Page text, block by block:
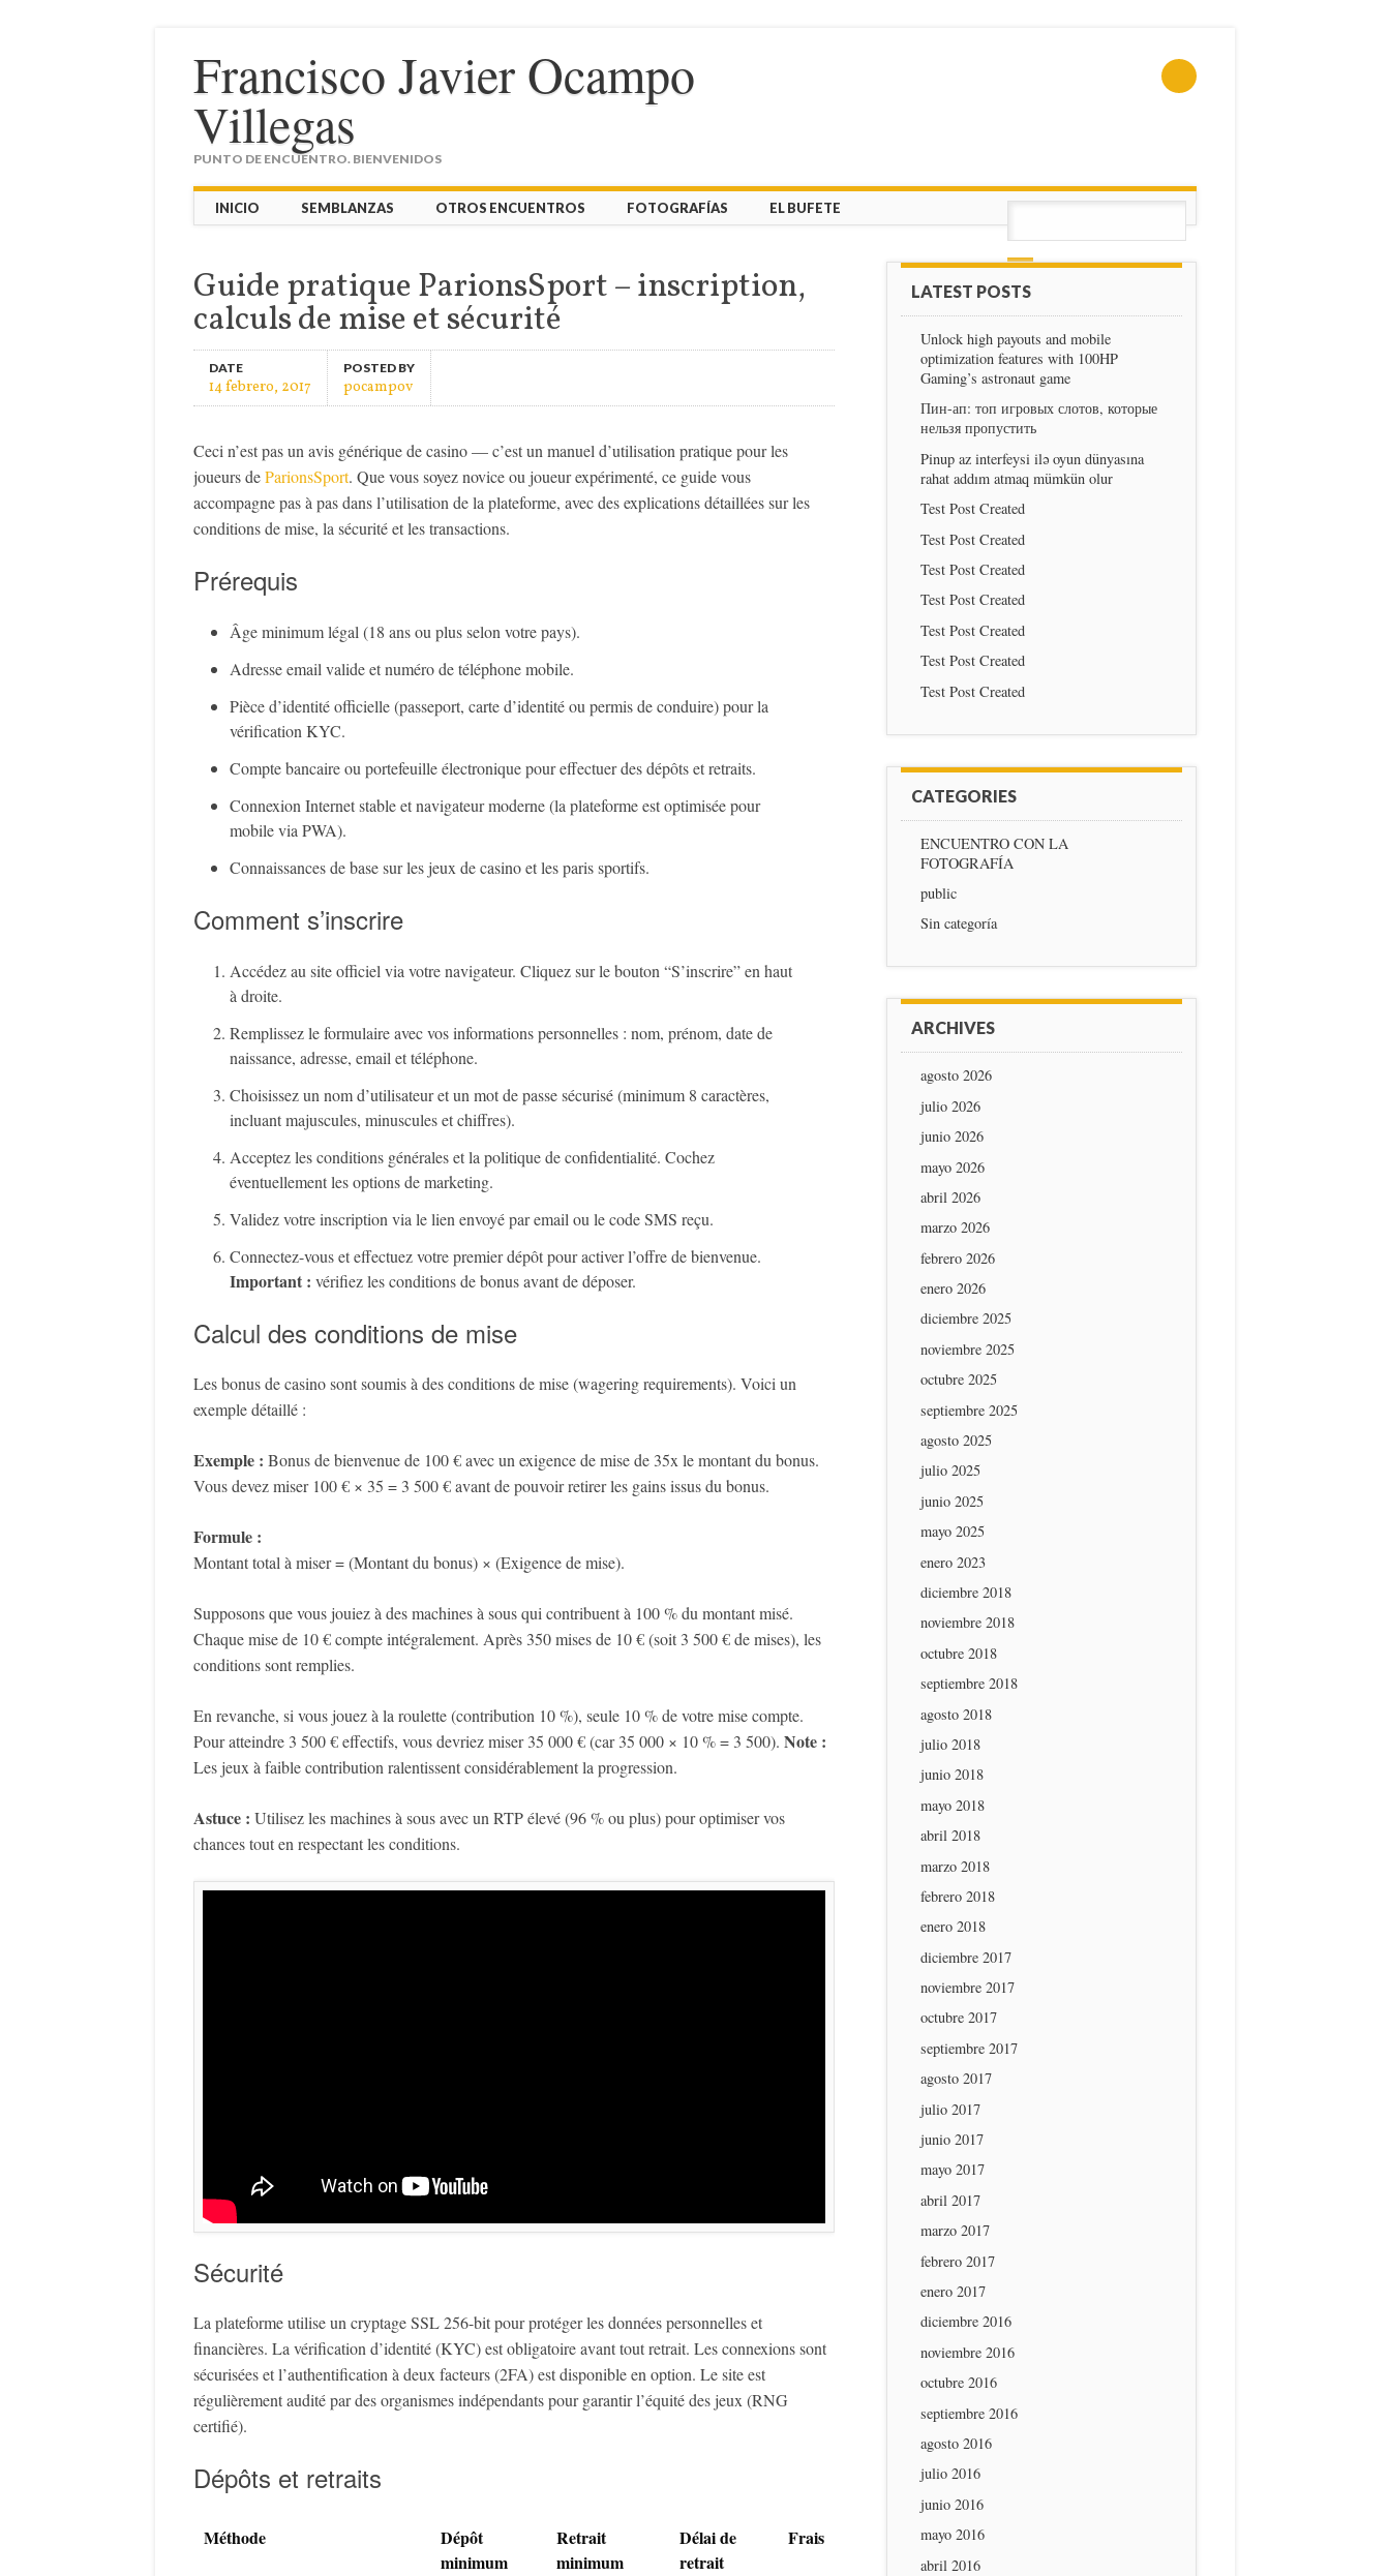
Francisco Javier Ocampo
Villegas
PUNTO DE ENCUENTRO. BIENVENIDOS
Main menu
Skip
to
INICIO SEMBLANZAS OTROS ENCUENTROS FOTOGRAFÍAS EL BUFETE
Guide pratique ParionsSport – inscription,
calculs de mise et sécurité
DATE
14 febrero, 2017
POSTED BY
pocampov
Ceci n’est pas un avis générique de casino — c’est un manuel d’utilisation pratique pour les
joueurs deParionsSport. Que vous soyez novice ou joueur expérimenté, ce guide vous
accompagne pas à pas dans l’utilisation de la plateforme, avec des explications détaillées sur les
conditions de mise, la sécurité et les transactions.
Prérequis
Âge minimum légal (18 ans ou plus selon votre pays).
Adresse email valide et numéro de téléphone mobile.
Pièce d’identité officielle (passeport, carte d’identité ou permis de conduire) pour la
vérification KYC.
Compte bancaire ou portefeuille électronique pour effectuer des dépôts et retraits.
Connexion Internet stable et navigateur moderne (la plateforme est optimisée pour
mobile via PWA).
Connaissances de base sur les jeux de casino et les paris sportifs.
Comment s’inscrire
Accédez au site officiel via votre navigateur. Cliquez sur le bouton “S’inscrire” en haut
à droite.
Remplissez le formulaire avec vos informations personnelles : nom, prénom, date de
naissance, adresse, email et téléphone.
Choisissez un nom d’utilisateur et un mot de passe sécurisé (minimum 8 caractères,
incluant majuscules, minuscules et chiffres).
Acceptez les conditions générales et la politique de confidentialité. Cochez
éventuellement les options de marketing.
Validez votre inscription via le lien envoyé par email ou le code SMS reçu.
Connectez-vous et effectuez votre premier dépôt pour activer l’offre de bienvenue.
Important : vérifiez les conditions de bonus avant de déposer.
Calcul des conditions de mise
Les bonus de casino sont soumis à des conditions de mise (wagering requirements). Voici un
exemple détaillé :
Exemple : Bonus de bienvenue de 100 € avec un exigence de mise de 35x le montant du bonus.
Vous devez miser 100 € × 35 = 3 500 € avant de pouvoir retirer les gains issus du bonus.
Formule :
Montant total à miser = (Montant du bonus) × (Exigence de mise).
Supposons que vous jouiez à des machines à sous qui contribuent à 100 % du montant misé.
Chaque mise de 10 € compte intégralement. Après 350 mises de 10 € (soit 3 500 € de mises), les
conditions sont remplies.
En revanche, si vous jouez à la roulette (contribution 10 %), seule 10 % de votre mise compte.
Pour atteindre 3 500 € effectifs, vous devriez miser 35 000 € (car 35 000 × 10 % = 3 500). Note :
Les jeux à faible contribution ralentissent considérablement la progression.
Astuce : Utilisez les machines à sous avec un RTP élevé (96 % ou plus) pour optimiser vos
chances tout en respectant les conditions.
Sécurité
La plateforme utilise un cryptage SSL 256-bit pour protéger les données personnelles et
financières. La vérification d’identité (KYC) est obligatoire avant tout retrait. Les connexions sont
sécurisées et l’authentification à deux facteurs (2FA) est disponible en option. Le site est
régulièrement audité par des organismes indépendants pour garantir l’équité des jeux (RNG
certifié).
Dépôts et retraits
Méthode
Dépôt
minimum
Retrait
minimum
Délai de
retrait
Frais
LATEST POSTS
Unlock high payouts and mobile
optimization features with 100HP
Gaming’s astronaut game
Пин-ап: топ игровых слотов, которые
нельзя пропустить
Pinup az interfeysi ilə oyun dünyasına
rahat addım atmaq mümkün olur
Test Post Created
Test Post Created
Test Post Created
Test Post Created
Test Post Created
Test Post Created
Test Post Created
CATEGORIES
ENCUENTRO CON LA
FOTOGRAFÍA
public
Sin categoría
ARCHIVES
agosto 2026
julio 2026
junio 2026
mayo 2026
abril 2026
marzo 2026
febrero 2026
enero 2026
diciembre 2025
noviembre 2025
octubre 2025
septiembre 2025
agosto 2025
julio 2025
junio 2025
mayo 2025
enero 2023
diciembre 2018
noviembre 2018
octubre 2018
septiembre 2018
agosto 2018
julio 2018
junio 2018
mayo 2018
abril 2018
marzo 2018
febrero 2018
enero 2018
diciembre 2017
noviembre 2017
octubre 2017
septiembre 2017
agosto 2017
julio 2017
junio 2017
mayo 2017
abril 2017
marzo 2017
febrero 2017
enero 2017
diciembre 2016
noviembre 2016
octubre 2016
septiembre 2016
agosto 2016
julio 2016
junio 2016
mayo 2016
abril 2016